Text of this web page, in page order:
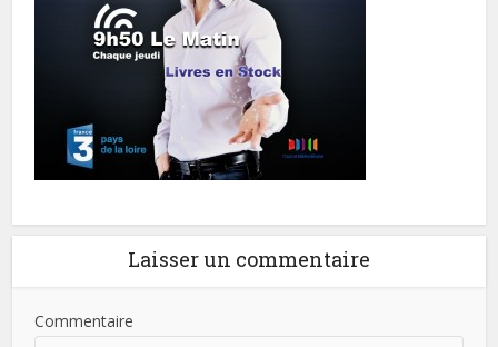
Laisser un commentaire
Commentaire